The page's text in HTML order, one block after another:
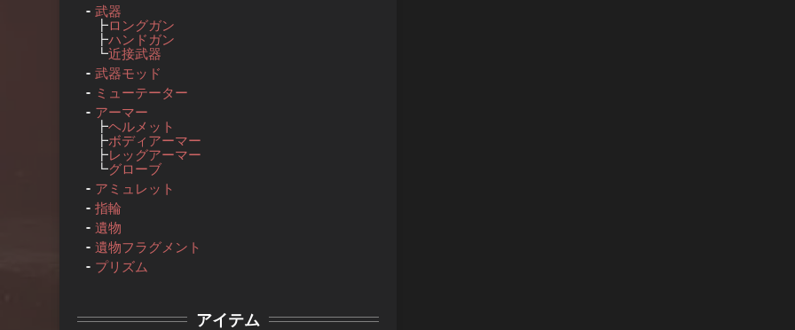
武器
┣ロングガン
┣ハンドガン
┗近接武器
武器モッド
ミューテーター
アーマー
┣ヘルメット
┣ボディアーマー
┣レッグアーマー
┗グローブ
アミュレット
指輪
遺物
遺物フラグメント
プリズム
アイテム